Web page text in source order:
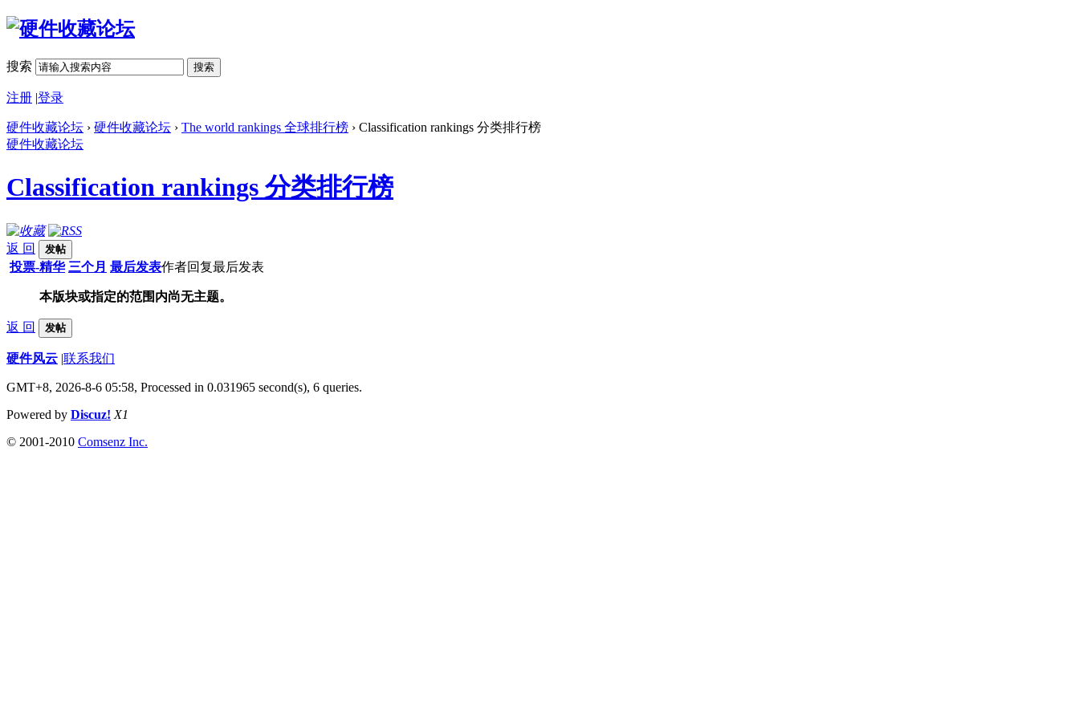
搜索 搜索
注册 |登录
硬件收藏论坛 › 硬件收藏论坛 › The world rankings 全球排行榜 › Classification rankings 分类排行榜
硬件收藏论坛
Classification rankings 分类排行榜
返 回 发帖
投票-精华 三个月 最后发表作者回复最后发表
本版块或指定的范围内尚无主题。
返 回 发帖
硬件风云 |联系我们
GMT+8, 2026-8-6 05:58, Processed in 0.031965 second(s), 6 queries.
Powered by Discuz! X1
© 2001-2010 Comsenz Inc.